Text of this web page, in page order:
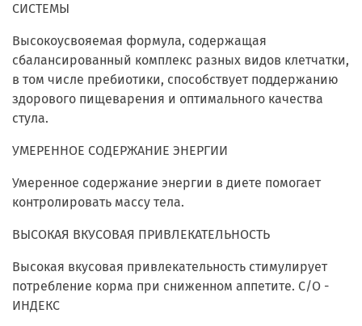
СИСТЕМЫ
Высокоусвояемая формула, содержащая
сбалансированный комплекс разных видов клетчатки,
в том числе пребиотики, способствует поддержанию
здорового пищеварения и оптимального качества
стула.
УМЕРЕННОЕ СОДЕРЖАНИЕ ЭНЕРГИИ
Умеренное содержание энергии в диете помогает
контролировать массу тела.
ВЫСОКАЯ ВКУСОВАЯ ПРИВЛЕКАТЕЛЬНОСТЬ
Высокая вкусовая привлекательность стимулирует
потребление корма при сниженном аппетите. С/O -
ИНДЕКС